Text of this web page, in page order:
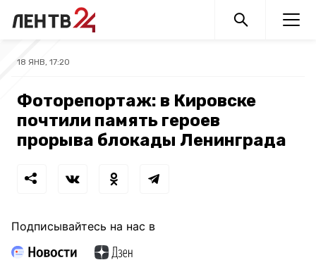
18 ЯНВ, 17:20
Фоторепортаж: в Кировске
почтили память героев
прорыва блокады Ленинграда
Подписывайтесь на нас в